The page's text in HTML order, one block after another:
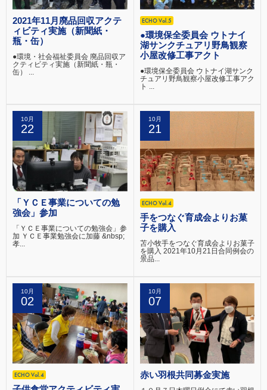
2021年11月廃品回収アクテ
ィビティ実施（新聞紙・
瓶・缶）
●環境・社会福祉委員会 廃品回収ア
クティビティ実施（新聞紙・瓶・
缶） ...
ECHO Vol.5
●環境保全委員会 ウトナイ
湖サンクチュアリ野鳥観察
小屋改修工事アクト
●環境保全委員会 ウトナイ湖サンク
チュアリ野鳥観察小屋改修工事アク
ト ...
10月
22
「ＹＣＥ事業についての勉
強会」参加
「ＹＣＥ事業についての勉強会」参
加 ＹＣＥ事業勉強会に加藤 &nbsp;
孝...
10月
21
ECHO Vol.4
手をつなぐ育成会よりお菓
子を購入
苫小牧手をつなぐ育成会よりお菓子
を購入 2021年10月21日合同例会の
景品...
10月
02
ECHO Vol.4
10月
07
赤い羽根共同募金実施